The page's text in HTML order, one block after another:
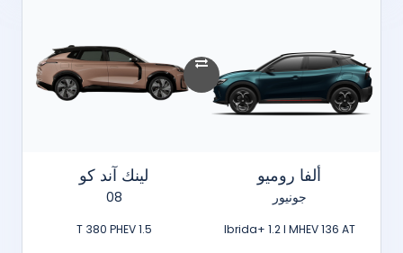
ألفا روميو
جونيور
Ibrida+ 1.2 l MHEV 136 AT
لينك آند كو
08
1.5 T 380 PHEV